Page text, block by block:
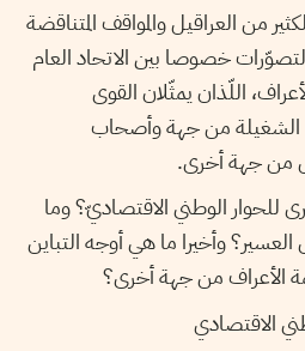
من العراقيل والمواقف المتناقضة
خصوصا بين الاتحاد العام
اللّذان يمثّلان القوى
الشغيلة من جهة وأصحاب
من جهة أخرى.
للحوار الوطني الاقتصاديّ؟ وما
وأخيرا ما هي أوجه التباين
الأعراف من جهة أخرى؟
الاقتصادي